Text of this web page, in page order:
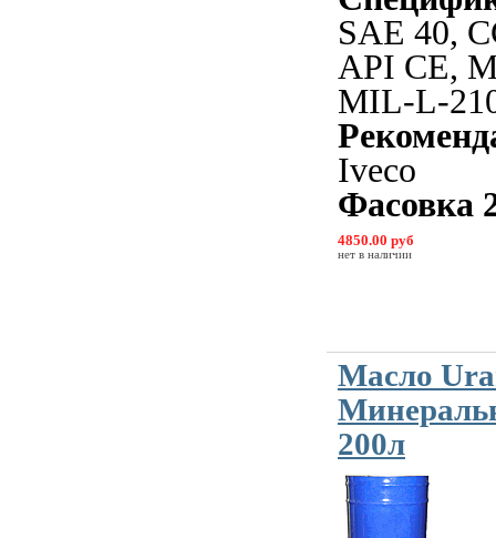
SAE 40,
API CE,
MIL-L-
Iveco
Фасовка
4850.00 руб
нет в наличии
Масло
200л